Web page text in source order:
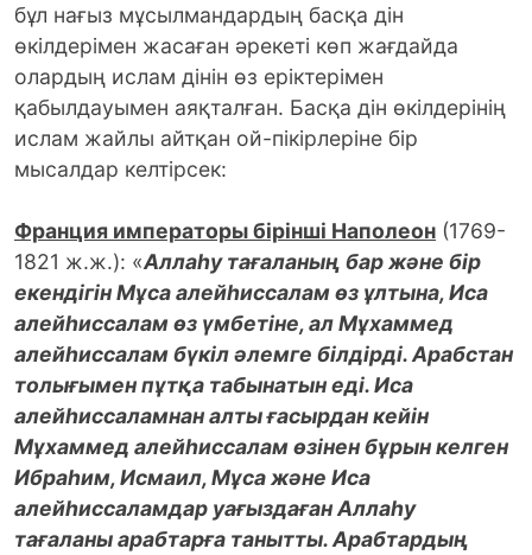
бұл нағыз мұсылмандардың басқа дін
өкілдерімен жасаған әрекеті көп жағдайда
олардың ислам дінін өз еріктерімен
қабылдауымен аяқталған. Басқа дін өкілдерінің
ислам жайлы айтқан ой-пікірлеріне бір
мысалдар келтірсек:
Франция императоры бірінші Наполеон (1769-
1821 ж.ж.): «Аллаһу тағаланың бар және бір
екендігін Мұса алейһиссалам өз ұлтына, Иса
алейһиссалам өз үмбетіне, ал Мұхаммед
алейһиссалам бүкіл әлемге білдірді. Арабстан
толығымен пұтқа табынатын еді. Иса
алейһиссаламнан алты ғасырдан кейін
Мұхаммед алейһиссалам өзінен бұрын келген
Ибраһим, Исмаил, Мұса және Иса
алейһиссаламдар уағыздаған Аллаһу
тағаланы арабтарға танытты. Арабтардың